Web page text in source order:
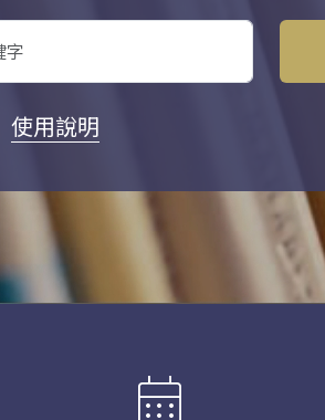
使用說明
calendar_month